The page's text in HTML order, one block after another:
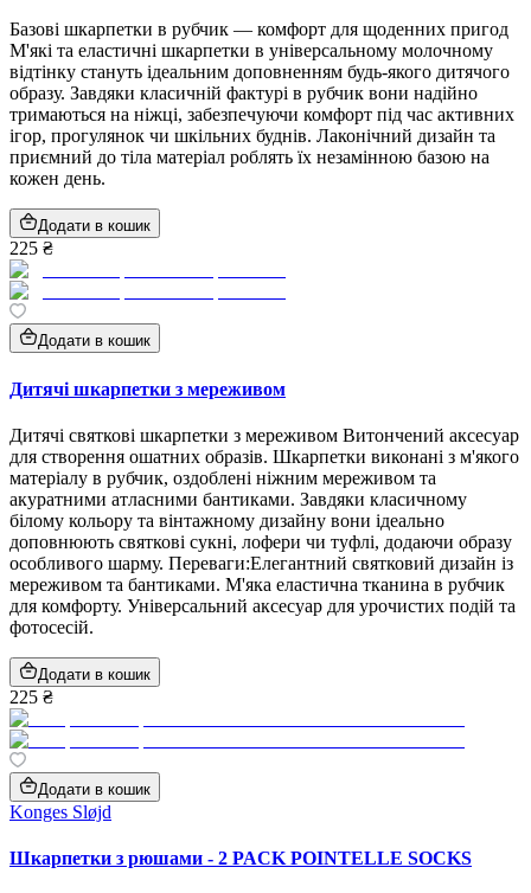
Базові шкарпетки в рубчик — комфорт для щоденних пригод
М'які та еластичні шкарпетки в універсальному молочному
відтінку стануть ідеальним доповненням будь-якого дитячого
образу. Завдяки класичній фактурі в рубчик вони надійно
тримаються на ніжці, забезпечуючи комфорт під час активних
ігор, прогулянок чи шкільних буднів. Лаконічний дизайн та
приємний до тіла матеріал роблять їх незамінною базою на
кожен день.
Додати в кошик
225 ₴
Додати в кошик
Дитячі шкарпетки з мереживом
Дитячі святкові шкарпетки з мереживом Витончений аксесуар
для створення ошатних образів. Шкарпетки виконані з м'якого
матеріалу в рубчик, оздоблені ніжним мереживом та
акуратними атласними бантиками. Завдяки класичному
білому кольору та вінтажному дизайну вони ідеально
доповнюють святкові сукні, лофери чи туфлі, додаючи образу
особливого шарму. Переваги:Елегантний святковий дизайн із
мереживом та бантиками. М'яка еластична тканина в рубчик
для комфорту. Універсальний аксесуар для урочистих подій та
фотосесій.
Додати в кошик
225 ₴
Додати в кошик
Konges Sløjd
Шкарпетки з рюшами - 2 PACK POINTELLE SOCKS